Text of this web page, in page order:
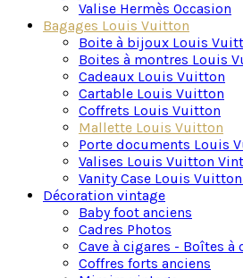
entre fonctionnalité exquise et
pour les professionnels qui
chaque étape de leur parcours.
Complétez votre univers
Créer un set assorti :
mallette rigide de nos
d’occasionpour vos
professionnels et vos
Organisation de luxe :
accessoires de bureau
boîtes à montres
Louis Vuitton.
Valise Hermès Occasion
Bagages Louis Vuitton
Boite à bijoux Louis
Boites à montres Louis
Cadeaux Louis Vuitton
Cartable Louis Vuitton
Coffrets Louis Vuitton
Mallette Louis Vuitton
Porte documents Louis
Valises Louis Vuitton
Vanity Case Louis
Décoration vintage
Baby foot anciens
Cadres Photos
Cave à cigares - Boîtes à
Coffres forts anciens